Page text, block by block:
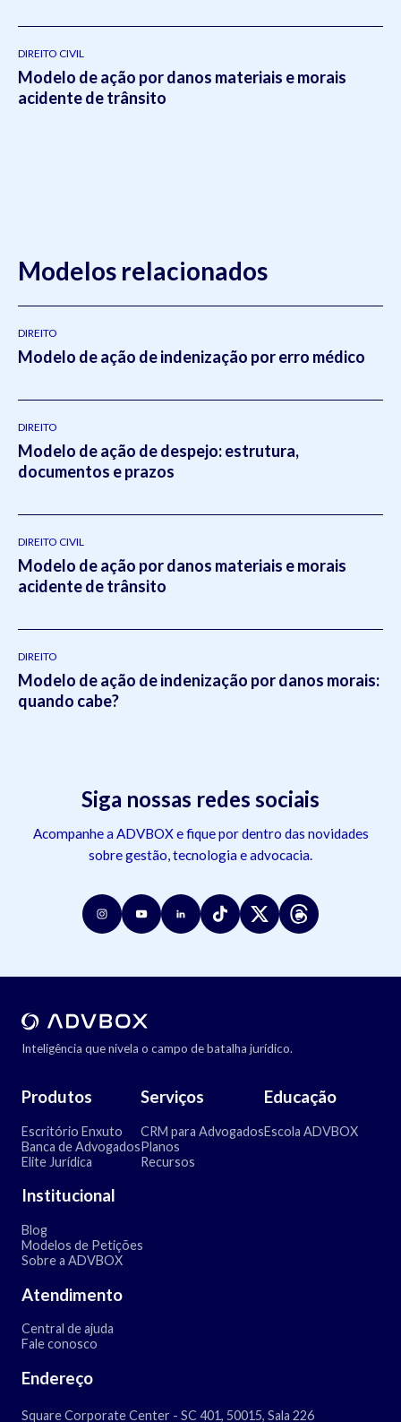
DIREITO CIVIL
Modelo de ação por danos materiais e morais
acidente de trânsito
Modelos relacionados
DIREITO
Modelo de ação de indenização por erro médico
DIREITO
Modelo de ação de despejo: estrutura,
documentos e prazos
DIREITO CIVIL
Modelo de ação por danos materiais e morais
acidente de trânsito
DIREITO
Modelo de ação de indenização por danos morais:
quando cabe?
Siga nossas redes sociais
Acompanhe a ADVBOX e fique por dentro das novidades
sobre gestão, tecnologia e advocacia.
Inteligência que nivela o campo de batalha jurídico.
Produtos
Escritório Enxuto
Banca de Advogados
Elite Jurídica
Serviços
CRM para Advogados
Planos
Recursos
Educação
Escola ADVBOX
Institucional
Blog
Modelos de Petições
Sobre a ADVBOX
Atendimento
Central de ajuda
Fale conosco
Endereço
Square Corporate Center - SC 401, 50015, Sala 226